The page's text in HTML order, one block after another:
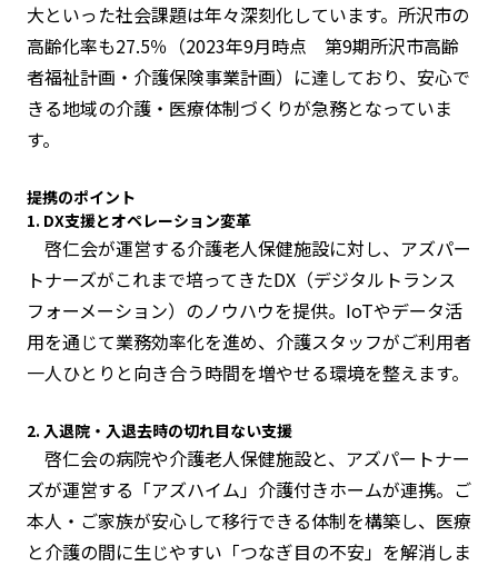
大といった社会課題は年々深刻化しています。所沢市の
高齢化率も27.5％（2023年9月時点 第9期所沢市高齢
者福祉計画・介護保険事業計画）に達しており、安心で
きる地域の介護・医療体制づくりが急務となっていま
す。
提携のポイント
1. DX支援とオペレーション変革
啓仁会が運営する介護老人保健施設に対し、アズパー
トナーズがこれまで培ってきたDX（デジタルトランス
フォーメーション）のノウハウを提供。IoTやデータ活
用を通じて業務効率化を進め、介護スタッフがご利用者
一人ひとりと向き合う時間を増やせる環境を整えます。
2. 入退院・入退去時の切れ目ない支援
啓仁会の病院や介護老人保健施設と、アズパートナー
ズが運営する「アズハイム」介護付きホームが連携。ご
本人・ご家族が安心して移行できる体制を構築し、医療
と介護の間に生じやすい「つなぎ目の不安」を解消しま